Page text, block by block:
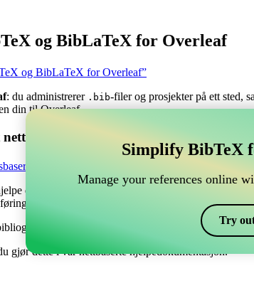
og BibLaTeX for Overleaf
og BibLaTeX for Overleaf”
: du administrerer .bib-filer og prosjekter på ett sted,
din til Overleaf.
for å håndtere din BibTeX-
nettverktøy for å håndtere din BibTeX-referanse,
deg med å håndtere dine referanser, siteringer
oppdatert i ditt Overleaf-prosjekt.
og siteringer i ulike stiler, inkludert
gjør dette i vår nettbaserte hjelpedokumentasjon.
Simplify BibTeX
Manage your references online
Try